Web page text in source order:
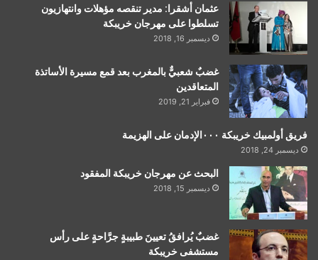
عثمان أشقرا: مدير تنقصه مؤهلات وانتهازيون
تسلطوا على مهرجان خريبكة
ديسمبر 16, 2018
غضبٌ شعبيٌّ بالمغرب بعد قمع مسيرة الأساتذة
المتعاقدين
فبراير 21, 2019
فريق أولمبيك خريبكة ٠٠٠الإدمان على الهزيمة
ديسمبر 24, 2018
البحث عن مهرجان خريبكة المفقود
ديسمبر 15, 2018
غضبٌ يُرافقُ تعيينَ طبيبةٍ جرَّاحةٍ على رأس
مستشفى خريبكة